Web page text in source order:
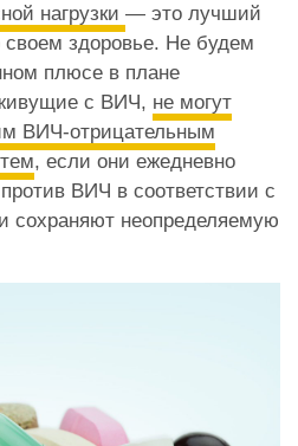
нагрузки — это лучший
своем здоровье. Не будем
плюсе в плане
с ВИЧ, не могут
ВИЧ-отрицательным
, если они ежедневно
ВИЧ в соответствии с
сохраняют неопределяемую